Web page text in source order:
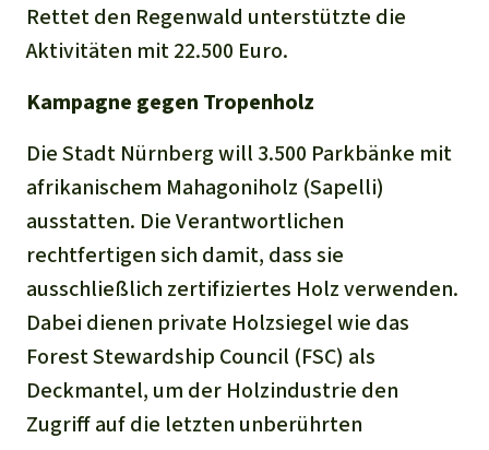
Rettet den Regenwald unterstützte die
Aktivitäten mit 22.500 Euro.
Kampagne gegen Tropenholz
Die Stadt Nürnberg will 3.500 Parkbänke mit
afrikanischem Mahagoniholz (Sapelli)
ausstatten. Die Verantwortlichen
rechtfertigen sich damit, dass sie
ausschließlich zertifiziertes Holz verwenden.
Dabei dienen private Holzsiegel wie das
Forest Stewardship Council (FSC) als
Deckmantel, um der Holzindustrie den
Zugriff auf die letzten unberührten